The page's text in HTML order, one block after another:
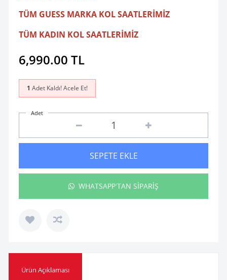
TÜM GUESS MARKA KOL SAATLERİMİZ
TÜM KADIN KOL SAATLERİMİZ
6,990.00 TL
1 Adet Kaldı! Acele Et!
Adet
SEPETE EKLE
WHATSAPP'TAN SİPARİŞ
Ürün Açıklaması